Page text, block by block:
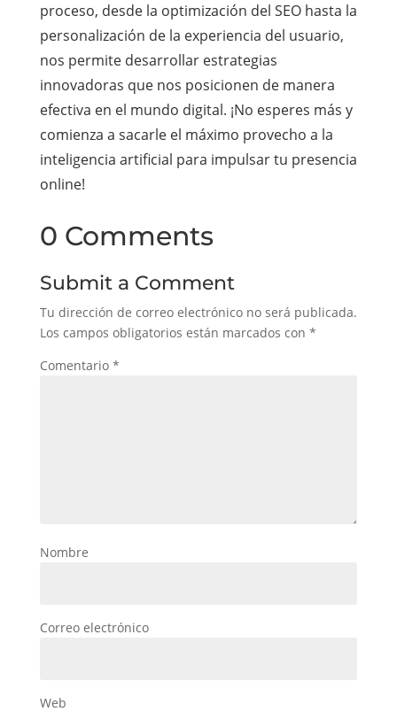
proceso, desde la optimización del SEO hasta la
personalización de la experiencia del usuario,
nos permite desarrollar estrategias
innovadoras que nos posicionen de manera
efectiva en el mundo digital. ¡No esperes más y
comienza a sacarle el máximo provecho a la
inteligencia artificial para impulsar tu presencia
online!
0 Comments
Submit a Comment
Tu dirección de correo electrónico no será publicada.
Los campos obligatorios están marcados con *
Comentario *
Nombre
Correo electrónico
Web